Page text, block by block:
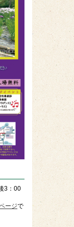
3：00
ージで